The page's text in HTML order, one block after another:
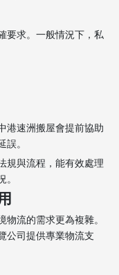
要求。一般情況下，私
港速洲搬屋會提前協助
。
規與流程，能有效處理
流的需求更為複雜。
公司提供專業物流支